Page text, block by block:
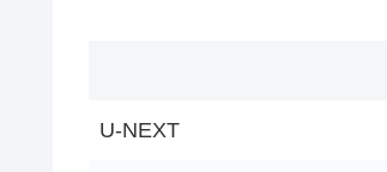
U-NEXT